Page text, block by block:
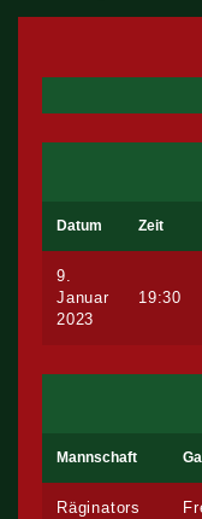
Datum Zeit
9.
Januar
2023
19:30
Mannschaft
Räginators